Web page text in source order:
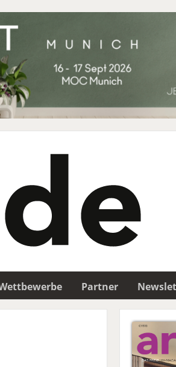
Partner